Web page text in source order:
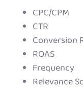
CPC/CPM
CTR
Conversion
ROAS
Frequency
Relevance